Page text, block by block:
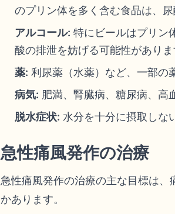
のプリン体を多く含む食品は、
アルコール: 特にビールはプリン
酸の排泄を妨げる可能性がありま
薬: 利尿薬（水薬）など、一部の
病気: 肥満、腎臓病、糖尿病、高
脱水症状: 水分を十分に摂取しな
急性痛風発作の治療
急性痛風発作の治療の主な目標は
かあります。